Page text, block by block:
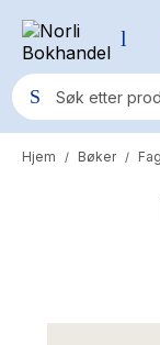
Populære søk
Fury Bound
Hjem / Bøker /